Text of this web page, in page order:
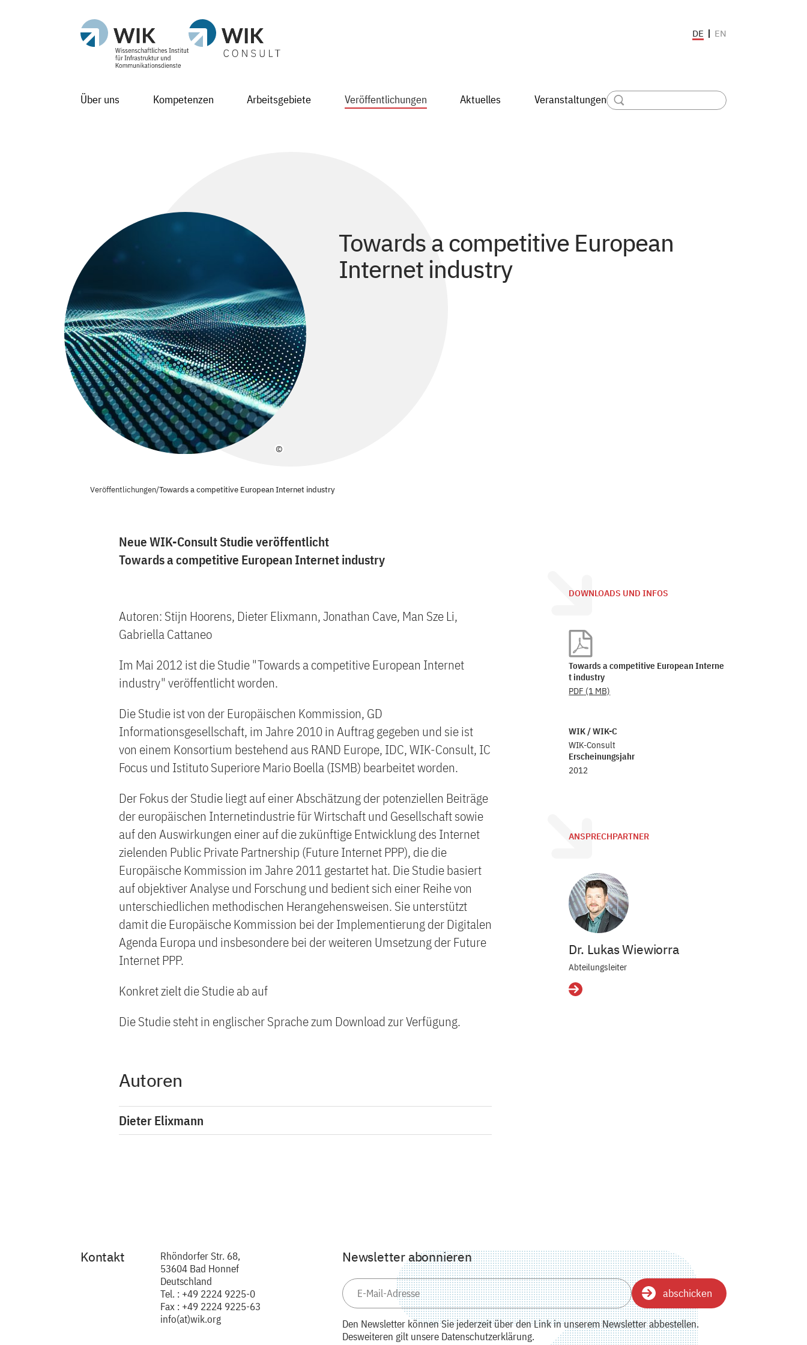
DE EN
Über uns Kompetenzen Arbeitsgebiete Veröffentlichungen Aktuelles Veranstaltungen
©
Towards a competitive European
Internet industry
Veröffentlichungen/Towards a competitive European Internet industry
Neue WIK-Consult Studie veröffentlicht
Towards a competitive European Internet industry
Autoren: Stijn Hoorens, Dieter Elixmann, Jonathan Cave, Man Sze Li,
Gabriella Cattaneo
Im Mai 2012 ist die Studie "Towards a competitive European Internet
industry" veröffentlicht worden.
Die Studie ist von der Europäischen Kommission, GD
Informationsgesellschaft, im Jahre 2010 in Auftrag gegeben und sie ist
von einem Konsortium bestehend aus RAND Europe, IDC, WIK-Consult, IC
Focus und Istituto Superiore Mario Boella (ISMB) bearbeitet worden.
Der Fokus der Studie liegt auf einer Abschätzung der potenziellen Beiträge
der europäischen Internetindustrie für Wirtschaft und Gesellschaft sowie
auf den Auswirkungen einer auf die zukünftige Entwicklung des Internet
zielenden Public Private Partnership (Future Internet PPP), die die
Europäische Kommission im Jahre 2011 gestartet hat. Die Studie basiert
auf objektiver Analyse und Forschung und bedient sich einer Reihe von
unterschiedlichen methodischen Herangehensweisen. Sie unterstützt
damit die Europäische Kommission bei der Implementierung der Digitalen
Agenda Europa und insbesondere bei der weiteren Umsetzung der Future
Internet PPP.
Konkret zielt die Studie ab auf
Die Studie steht in englischer Sprache zum Download zur Verfügung.
Autoren
Dieter Elixmann
DOWNLOADS UND INFOS
Towards a competitive European Interne
t industry
PDF (1 MB)
WIK / WIK-C
WIK-Consult
Erscheinungsjahr
2012
ANSPRECHPARTNER
Dr. Lukas Wiewiorra
Abteilungsleiter
Details
Newsletter abonnieren
abschicken
Den Newsletter können Sie jederzeit über den Link in unserem Newsletter abbestellen.
Desweiteren gilt unsere Datenschutzerklärung.
Kontakt
Rhöndorfer Str. 68,
53604 Bad Honnef
Deutschland
Tel. : +49 2224 9225-0
Fax : +49 2224 9225-63
info(at)wik.org